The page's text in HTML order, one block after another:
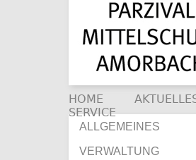
HOME
SERVICE
ALLGEMEINES
VERWALTUNG